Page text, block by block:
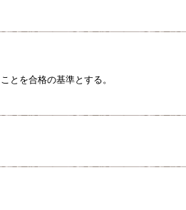
とを合格の基準とする。